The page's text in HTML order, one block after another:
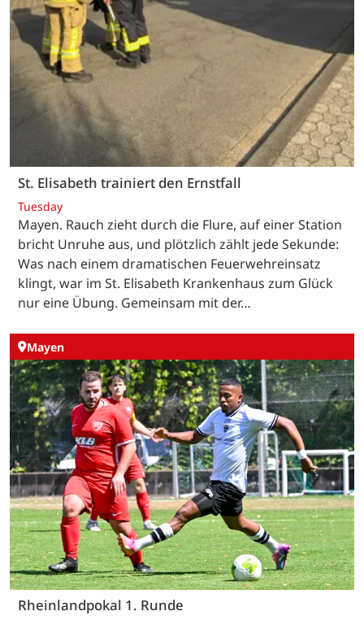
St. Elisabeth trainiert den Ernstfall
Tuesday
Mayen. Rauch zieht durch die Flure, auf einer Station
bricht Unruhe aus, und plötzlich zählt jede Sekunde:
Was nach einem dramatischen Feuerwehreinsatz
klingt, war im St. Elisabeth Krankenhaus zum Glück
nur eine Übung. Gemeinsam mit der…
Mayen
Rheinlandpokal 1. Runde